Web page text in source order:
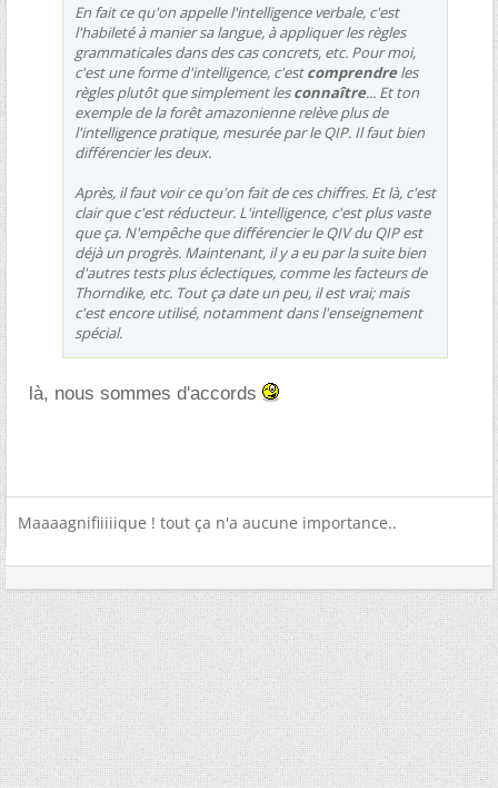
En fait ce qu'on appelle l'intelligence verbale, c'est
l'habileté à manier sa langue, à appliquer les règles
grammaticales dans des cas concrets, etc. Pour moi,
c'est une forme d'intelligence, c'estcomprendreles
règles plutôt que simplement lesconnaître... Et ton
exemple de la forêt amazonienne relève plus de
l'intelligence pratique, mesurée par le QIP. Il faut bien
différencier les deux.
Après, il faut voir ce qu'on fait de ces chiffres. Et là, c'est
clair que c'est réducteur. L'intelligence, c'est plus vaste
que ça. N'empêche que différencier le QIV du QIP est
déjà un progrès. Maintenant, il y a eu par la suite bien
d'autres tests plus éclectiques, comme les facteurs de
Thorndike, etc. Tout ça date un peu, il est vrai; mais
c'est encore utilisé, notamment dans l'enseignement
spécial.
là, nous sommes d'accords
Maaaagnifiiiiique ! tout ça n'a aucune importance..